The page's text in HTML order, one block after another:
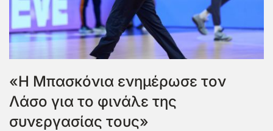
«Η Μπασκόνια ενημέρωσε τον
Λάσο για το φινάλε της
συνεργασίας τους»